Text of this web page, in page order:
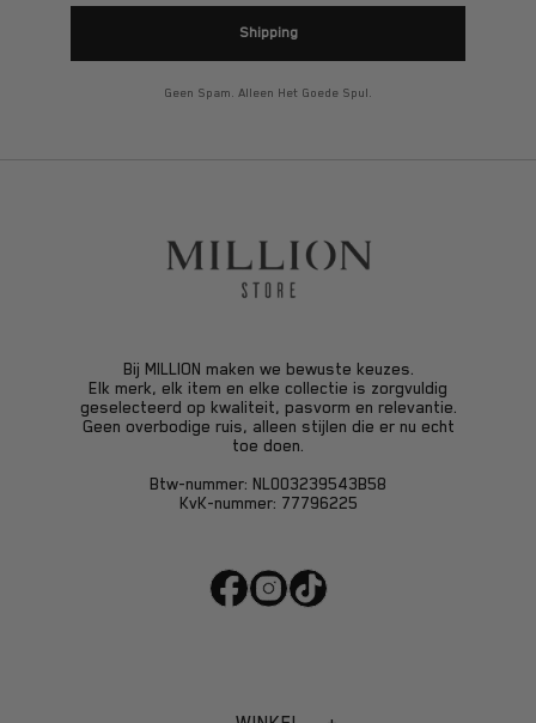
Shipping
Geen Spam. Alleen Het Goede Spul.
Bij MILLION maken we bewuste keuzes.
Elk merk, elk item en elke collectie is zorgvuldig
geselecteerd op kwaliteit, pasvorm en relevantie.
Geen overbodige ruis, alleen stijlen die er nu echt
toe doen.
Btw-nummer: NL003239543B58
KvK-nummer: 77796225